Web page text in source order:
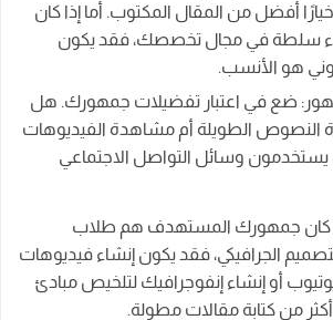
أفضل من المقال المكتوب. أما إذا كان
سلطة في مجال تخصصك، فقد يكون
هو الأنسب.
ضع في اعتبار تفضيلات جمهورك. هل
النصوص الطويلة أم مشاهدة الفيديوهات
وسائل التواصل الاجتماعي
كان جمهورك المستهدف هم طلاب
الجرافيكي، فقد يكون إنشاء فيديوهات
أو إنشاء إنفوجرافيك لتلخيص مبادئ
من كتابة مقالات مطولة.